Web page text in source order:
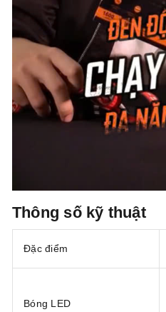
Thông số kỹ thuật
Đặc điểm
Bóng LED